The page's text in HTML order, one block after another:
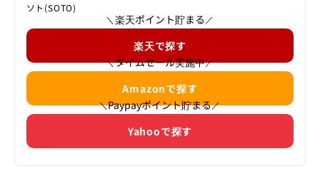
ソト(SOTO)
＼ 楽天ポイント貯まる ／
楽天で探す
＼タイムセール実施中／
Amazonで探す
＼Paypayポイント貯まる／
Yahooで探す